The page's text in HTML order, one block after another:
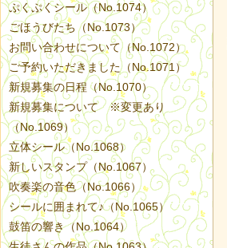
ぷくぷくシール（No.1074）
ごほうびたち（No.1073）
お問い合わせについて（No.1072）
ご予約いただきました（No.1071）
新規募集の日程（No.1070）
新規募集について ※変更あり
（No.1069）
立体シール（No.1068）
新しいスタンプ（No.1067）
吹奏楽の音色（No.1066）
シールに囲まれて♪（No.1065）
鼓笛の響き（No.1064）